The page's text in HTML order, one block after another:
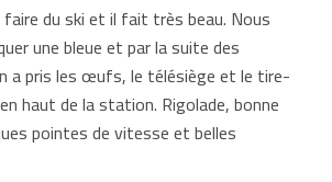
faire du ski et il fait très beau. Nous
une bleue et par la suite des
a pris les œufs, le télésiège et le tire-
haut de la station. Rigolade, bonne
pointes de vitesse et belles